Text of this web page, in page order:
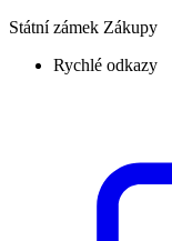
Státní zámek Zákupy
Rychlé odkazy